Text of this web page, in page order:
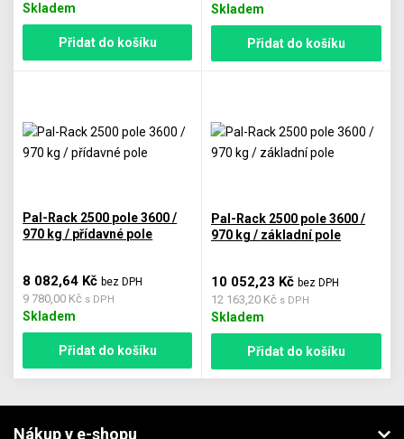
Skladem
Přidat do košíku
Skladem
Přidat do košíku
Pal-Rack 2500 pole 3600 /
970 kg / přídavné pole
8 082,64 Kčbez DPH
9 780,00 Kč s DPH
Skladem
Přidat do košíku
Pal-Rack 2500 pole 3600 /
970 kg / základní pole
10 052,23 Kč bez DPH
12 163,20 Kč s DPH
Skladem
Přidat do košíku
Nákup v e-shopu